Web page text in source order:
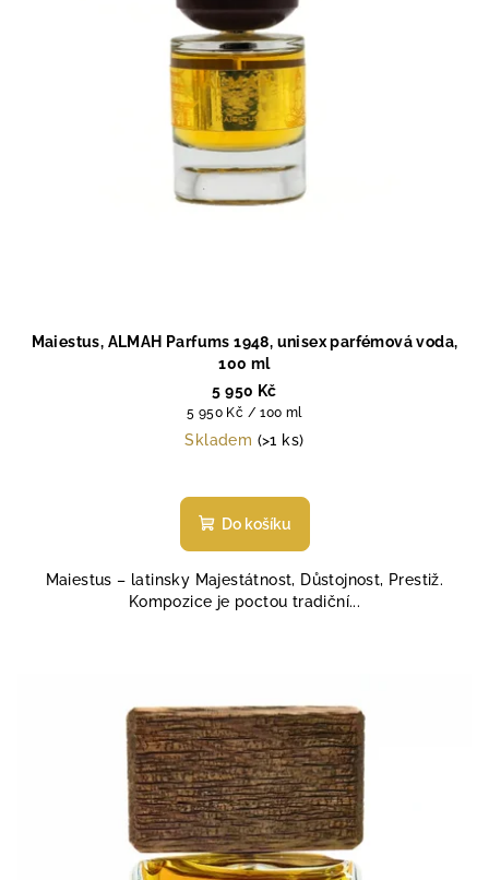
Maiestus, ALMAH Parfums 1948, unisex parfémová voda,
100 ml
5 950 Kč
Měrná
cena:
5 950 Kč / 100 ml
Skladem (>1 ks)
Do košíku
Maiestus – latinsky Majestátnost, Důstojnost, Prestiž.
Kompozice je poctou tradiční...